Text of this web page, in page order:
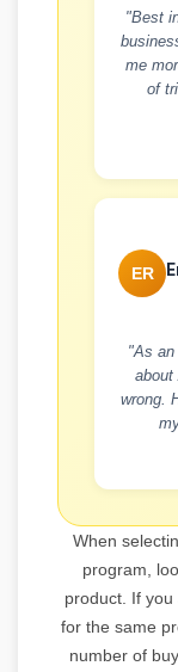
"Best
me
of
ER
"As
about
wrong.
When
program,
product. If
for the same
number of